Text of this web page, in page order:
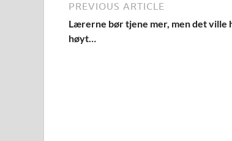
PREVIOUS ARTICLE
Lærerne bør tjene mer, men det ville
høyt…